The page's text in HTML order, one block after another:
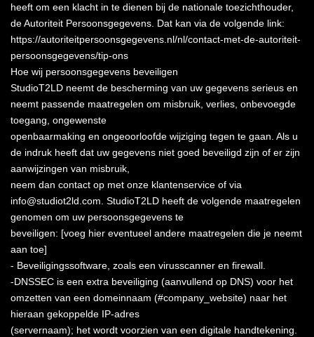
heeft om een klacht in te dienen bij de nationale toezichthouder,
de Autoriteit Persoonsgegevens. Dat kan via de volgende link:
https://autoriteitpersoonsgegevens.nl/nl/contact-met-de-autoriteit-
persoonsgegevens/tip-ons
Hoe wij persoonsgegevens beveiligen
StudioT2LD neemt de bescherming van uw gegevens serieus en
neemt passende maatregelen om misbruik, verlies, onbevoegde
toegang, ongewenste
openbaarmaking en ongeoorloofde wijziging tegen te gaan. Als u
de indruk heeft dat uw gegevens niet goed beveiligd zijn of er zijn
aanwijzingen van misbruik,
neem dan contact op met onze klantenservice of via
info@studiot2ld.com. StudioT2LD heeft de volgende maatregelen
genomen om uw persoonsgegevens te
beveiligen: [voeg hier eventueel andere maatregelen die je neemt
aan toe]
- Beveiligingssoftware, zoals een virusscanner en firewall.
-DNSSEC is een extra beveiliging (aanvullend op DNS) voor het
omzetten van een domeinnaam (#company_website) naar het
hieraan gekoppelde IP-adres
(servernaam); het wordt voorzien van een digitale handtekening.